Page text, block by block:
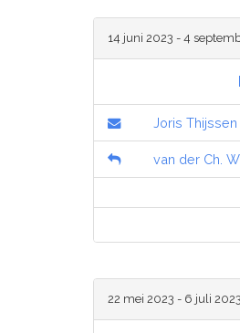
14 juni 2023 - 4
Joris Thijssen
van der Ch.
22 mei 2023 - 6 juli 2023